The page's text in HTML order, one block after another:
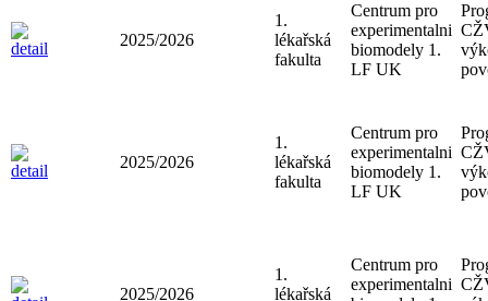
2025/2026
1.
lékařská
fakulta
Centrum pro
experimentalni
biomodely 1.
LF UK
2025/2026
1.
lékařská
fakulta
Centrum pro
experimentalni
biomodely 1.
LF UK
2025/2026
1.
lékařská
Centrum pro
experimentalni